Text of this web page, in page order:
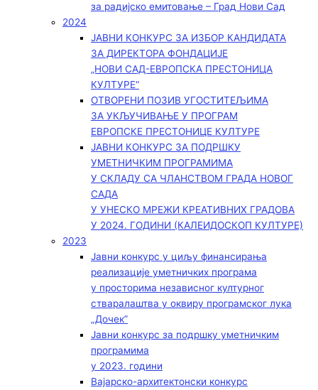
за радијско емитовање – Град Нови Сад
2024
ЈАВНИ КОНКУРС ЗА ИЗБОР КАНДИДАТА
ЗА ДИРЕКТОРА ФОНДАЦИЈЕ
„НОВИ САД-ЕВРОПСКА ПРЕСТОНИЦА
КУЛТУРЕ“
ОТВОРЕНИ ПОЗИВ УГОСТИТЕЉИМА
ЗА УКЉУЧИВАЊЕ У ПРОГРАМ
ЕВРОПСКЕ ПРЕСТОНИЦЕ КУЛТУРЕ
ЈАВНИ КОНКУРС ЗА ПОДРШКУ
УМЕТНИЧКИМ ПРОГРАМИМА
У СКЛАДУ СА ЧЛАНСТВОМ ГРАДА НОВОГ
САДА
У УНЕСКО МРЕЖИ КРЕАТИВНИХ ГРАДОВА
У 2024. ГОДИНИ (КАЛЕИДОСКОП КУЛТУРЕ)
2023
Јавни конкурс у циљу финансирања
реализације уметничких програма
у просторима независног културног
стваралаштва у оквиру програмског лука
„Дочек”
Јавни конкурс за подршку уметничким
програмима
у 2023. години
Вајарско-архитектонски конкурс